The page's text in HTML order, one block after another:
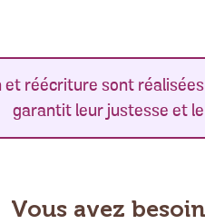
réécriture sont
garantit leur justesse et
Vous avez